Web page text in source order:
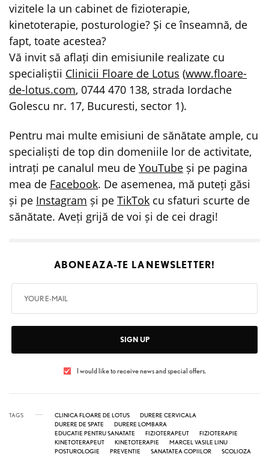
vizitele la un cabinet de fizioterapie,
kinetoterapie, posturologie? Și ce înseamnă, de
fapt, toate acestea?
Vă invit să aflați din emisiunile realizate cu
specialiștii Clinicii Floare de Lotus (www.floare-
de-lotus.com, 0744 470 138, strada Iordache
Golescu nr. 17, Bucuresti, sector 1).
Pentru mai multe emisiuni de sănătate ample, cu
specialiști de top din domeniile lor de activitate,
intrați pe canalul meu deYouTube și pe pagina
mea de Facebook. De asemenea, mă puteți găsi
și pe Instagram și peTikTok cu sfaturi scurte de
sănătate. Aveți grijă de voi și de cei dragi!
ABONEAZA-TE LA NEWSLETTER!
SIGN UP
I would like to receive news and special offers.
TAGS CLINICA FLOARE DE LOTUS
DURERE CERVICALA
DURERE DE SPATE
DURERE LOMBARA
EDUCATIE PENTRU SANATATE
FIZIOTERAPEUT
FIZIOTERAPIE
KINETOTERAPEUT
KINETOTERAPIE
MARCEL VASILE LINU
POSTUROLOGIE
PREVENTIE SANATATEA COPIILOR SCOLIOZA